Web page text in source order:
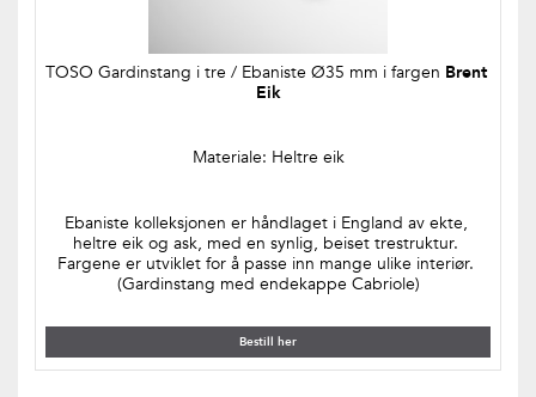
TOSO Gardinstang i tre / Ebaniste Ø35 mm i fargen Brent
Eik
Materiale: Heltre eik
Ebaniste kolleksjonen er håndlaget i England av ekte,
heltre eik og ask, med en synlig, beiset trestruktur.
Fargene er utviklet for å passe inn mange ulike interiør.
(Gardinstang med endekappe Cabriole)
Bestill her